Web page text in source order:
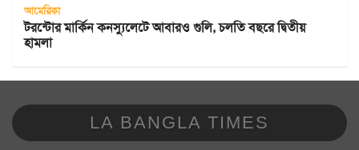
আমেরিকা
টরন্টোর মার্কিন কনস্যুলেটে আবারও গুলি, চলতি বছরে দ্বিতীয়
হামলা
LA BANGLA TIMES